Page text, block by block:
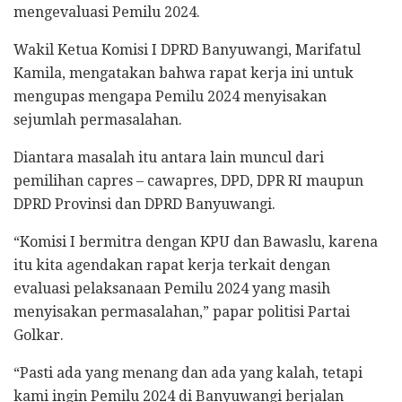
mengevaluasi Pemilu 2024.
Wakil Ketua Komisi I DPRD Banyuwangi, Marifatul
Kamila, mengatakan bahwa rapat kerja ini untuk
mengupas mengapa Pemilu 2024 menyisakan
sejumlah permasalahan.
Diantara masalah itu antara lain muncul dari
pemilihan capres – cawapres, DPD, DPR RI maupun
DPRD Provinsi dan DPRD Banyuwangi.
“Komisi I bermitra dengan KPU dan Bawaslu, karena
itu kita agendakan rapat kerja terkait dengan
evaluasi pelaksanaan Pemilu 2024 yang masih
menyisakan permasalahan,” papar politisi Partai
Golkar.
“Pasti ada yang menang dan ada yang kalah, tetapi
kami ingin Pemilu 2024 di Banyuwangi berjalan